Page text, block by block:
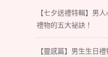
【七夕送禮特輯】男
禮物的五大祕訣！
【靈感篇】男生生日